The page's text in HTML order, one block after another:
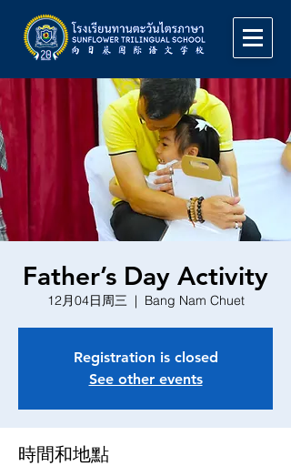
Father’s Day Activity
12月04日周三
  |
Bang Nam Chuet
Registration is closed
See other events
時間和地點